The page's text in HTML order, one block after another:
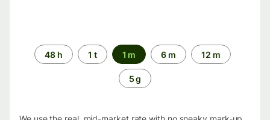
Time
period
48 h 1 t 1 m 6 m 12 m
5 g